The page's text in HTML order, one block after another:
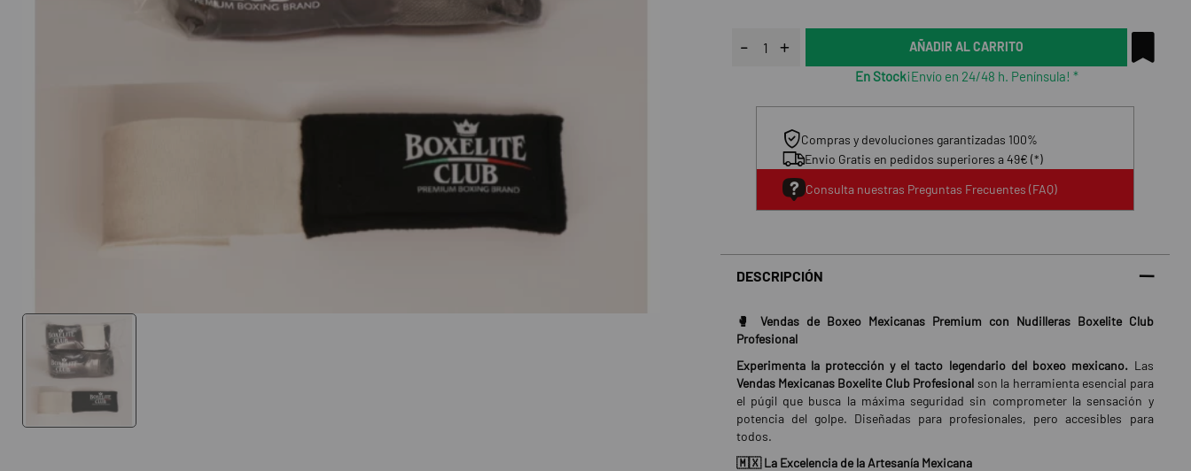
AÑADIR AL CARRITO
En Stock¡Envío en 24/48 h. Península! *
Compras y devoluciones garantizadas 100%
Envio Gratis en pedidos superiores a 49€ (*)
Consulta nuestras Preguntas Frecuentes (FAQ)
DESCRIPCIÓN
🥊 Vendas de Boxeo Mexicanas Premium con Nudilleras Boxelite Club
Profesional
Experimenta la protección y el tacto legendario del boxeo mexicano. Las
Vendas Mexicanas Boxelite Club Profesional son la herramienta esencial para
el púgil que busca la máxima seguridad sin comprometer la sensación y
potencia del golpe. Diseñadas para profesionales, pero accesibles para
todos.
🇲🇽 La Excelencia de la Artesanía Mexicana